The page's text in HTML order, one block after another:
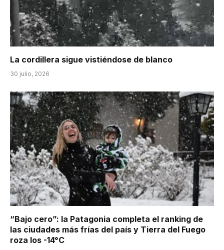
La cordillera sigue vistiéndose de blanco
30 julio, 2026
“Bajo cero”: la Patagonia completa el ranking de
las ciudades más frías del país y Tierra del Fuego
roza los -14°C